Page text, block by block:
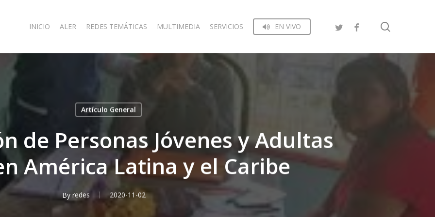
INICIO ALER REDES TEMÁTICAS MULTIMEDIA SERVICIOS EN VIVO
Artículo General
de Personas Jóvenes y Adultas
América Latina y el Caribe
By redes 2020-11-02